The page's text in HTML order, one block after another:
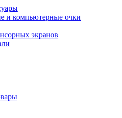
и компьютерные очки
экранов